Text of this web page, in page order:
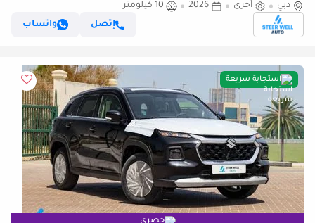
دبي
أخرى 2026
10 كيلومتر
إتصل
واتساب
استجابة سريعة